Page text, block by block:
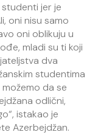
jer je
oni nisu samo
oni oblikuju u
mladi su ti koji
dva
studentima
da se
odlični,
istakao je
Azerbejdžan.